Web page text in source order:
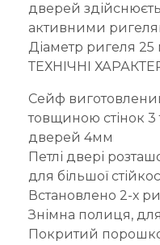
дверей
активними
Діаметр ригеля 25
ТЕХНІЧНІ
Сейф виготовлений
товщиною стінок
дверей 4мм
Петлі двері
для більшої
Встановлено 2-х
Знімна полиця, для
Покритий